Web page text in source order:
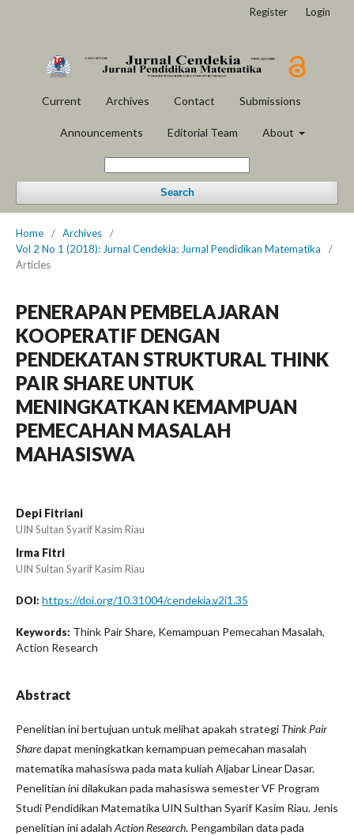
Current Archives Contact Submissions
Announcements Editorial Team About
Search
Register Login
Home / Archives
/
Vol 2 No 1 (2018): Jurnal Cendekia: Jurnal Pendidikan Matematika
/
Articles
PENERAPAN PEMBELAJARAN
KOOPERATIF DENGAN
PENDEKATAN STRUKTURAL THINK
PAIR SHARE UNTUK
MENINGKATKAN KEMAMPUAN
PEMECAHAN MASALAH
MAHASISWA
Depi Fitriani
UIN Sultan Syarif Kasim Riau
Irma Fitri
UIN Sultan Syarif Kasim Riau
DOI: https://doi.org/10.31004/cendekia.v2i1.35
Keywords: Think Pair Share, Kemampuan Pemecahan Masalah,
Action Research
Abstract
Penelitian ini bertujuan untuk melihat apakah strategi Think Pair
Sharedapat meningkatkan kemampuan pemecahan masalah
matematika mahasiswa pada mata kuliah Aljabar Linear Dasar.
Penelitian ini dilakukan pada mahasiswa semester VF Program
Studi Pendidikan Matematika UIN Sulthan Syarif Kasim Riau. Jenis
penelitian ini adalah Action Research. Pengambilan data pada